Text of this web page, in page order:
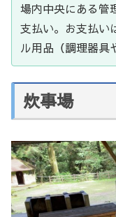
場内中央にある管
支払い。お支払い
ル用品（調理器具
炊事場